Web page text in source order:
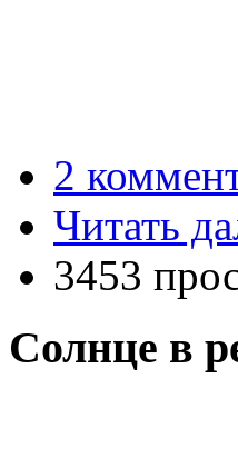
2
Читать
3453
Солнце в